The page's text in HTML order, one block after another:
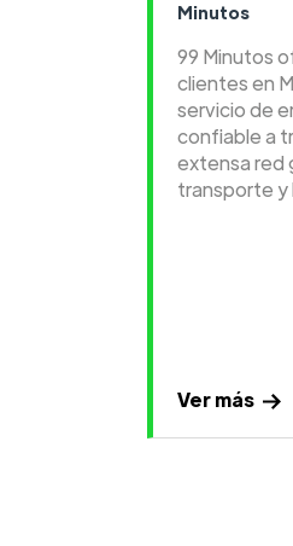
Minutos
99 Minutos
clientes en
servicio de
confiable a
extensa red
transporte y
Ver más